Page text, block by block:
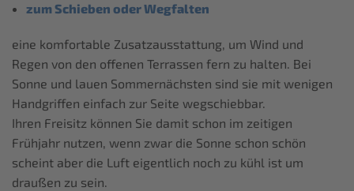
zum Schieben oder Wegfalten
eine komfortable Zusatzausstattung, um Wind und
Regen von den offenen Terrassen fern zu halten. Bei
Sonne und lauen Sommernächsten sind sie mit wenigen
Handgriffen einfach zur Seite wegschiebbar.
Ihren Freisitz können Sie damit schon im zeitigen
Frühjahr nutzen, wenn zwar die Sonne schon schön
scheint aber die Luft eigentlich noch zu kühl ist um
draußen zu sein.